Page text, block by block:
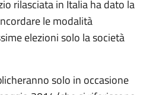
rilasciata in Italia ha dato la
le modalità
elezioni solo la società
solo in occasione